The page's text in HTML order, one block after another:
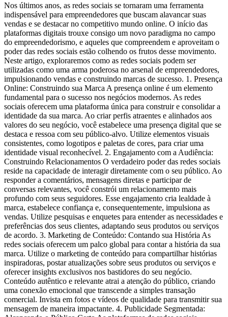
Nos últimos anos, as redes sociais se tornaram uma ferramenta
indispensável para empreendedores que buscam alavancar suas
vendas e se destacar no competitivo mundo online. O início das
plataformas digitais trouxe consigo um novo paradigma no campo
do empreendedorismo, e aqueles que compreendem e aproveitam o
poder das redes sociais estão colhendo os frutos desse movimento.
Neste artigo, exploraremos como as redes sociais podem ser
utilizadas como uma arma poderosa no arsenal de empreendedores,
impulsionando vendas e construindo marcas de sucesso. 1. Presença
Online: Construindo sua Marca A presença online é um elemento
fundamental para o sucesso nos negócios modernos. As redes
sociais oferecem uma plataforma única para construir e consolidar a
identidade da sua marca. Ao criar perfis atraentes e alinhados aos
valores do seu negócio, você estabelece uma presença digital que se
destaca e ressoa com seu público-alvo. Utilize elementos visuais
consistentes, como logotipos e paletas de cores, para criar uma
identidade visual reconhecível. 2. Engajamento com a Audiência:
Construindo Relacionamentos O verdadeiro poder das redes sociais
reside na capacidade de interagir diretamente com o seu público. Ao
responder a comentários, mensagens diretas e participar de
conversas relevantes, você constrói um relacionamento mais
profundo com seus seguidores. Esse engajamento cria lealdade à
marca, estabelece confiança e, consequentemente, impulsiona as
vendas. Utilize pesquisas e enquetes para entender as necessidades e
preferências dos seus clientes, adaptando seus produtos ou serviços
de acordo. 3. Marketing de Conteúdo: Contando sua História As
redes sociais oferecem um palco global para contar a história da sua
marca. Utilize o marketing de conteúdo para compartilhar histórias
inspiradoras, postar atualizações sobre seus produtos ou serviços e
oferecer insights exclusivos nos bastidores do seu negócio.
Conteúdo autêntico e relevante atrai a atenção do público, criando
uma conexão emocional que transcende a simples transação
comercial. Invista em fotos e vídeos de qualidade para transmitir sua
mensagem de maneira impactante. 4. Publicidade Segmentada: